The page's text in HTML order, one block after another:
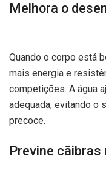
Melhora o
Quando o corpo está
mais energia e
competições. A água
adequada, evitando o
precoce.
Previne cãibras